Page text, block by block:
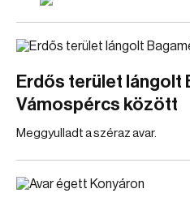
Erdős terület lángolt
Vámospércs között
Meggyulladt a széraz avar.